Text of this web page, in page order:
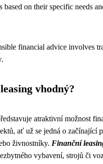
based on their specific needs
financial advice involves
vhodný?
atraktivní možnost
ať už se jedná o začínající
živnostníky. Finanční
vybavení, strojů či